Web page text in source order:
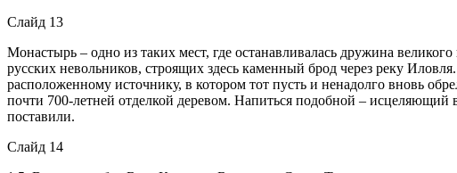
Слайд 13
Монастырь – одно из таких мест, где останавливалась дружина
русских невольников, строящих здесь каменный брод через реку
расположенному источнику, в котором тот пусть и ненадолго вновь
почти 700-летней отделкой деревом. Напиться подобной – исцеляющий
поставили.
Слайд 14